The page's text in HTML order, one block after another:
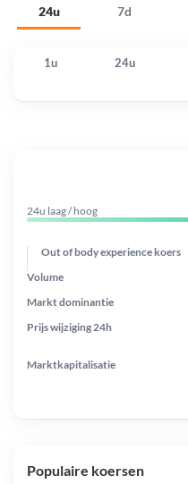
24u 7d
1u 24u
24u laag / hoog
Out of body experience koers
Prijs wijziging 24h
Markt dominantie
Marktkapitalisatie
Volume
Populaire koersen